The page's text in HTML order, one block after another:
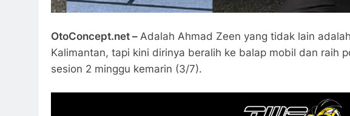
OtoConcept.net – Adalah Ahmad Zeen yang tidak lain
Kalimantan, tapi kini dirinya beralih ke balap mobil dan raih
sesion 2 minggu kemarin (3/7).